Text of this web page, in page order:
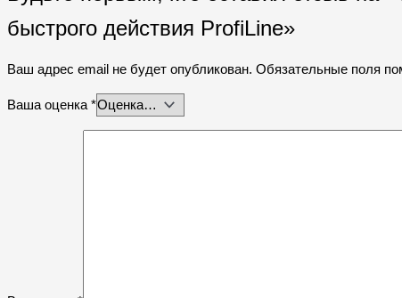
быстрого действия ProfiLine»
Ваш адрес email не будет опубликован. Обязательные поля
Ваша оценка *